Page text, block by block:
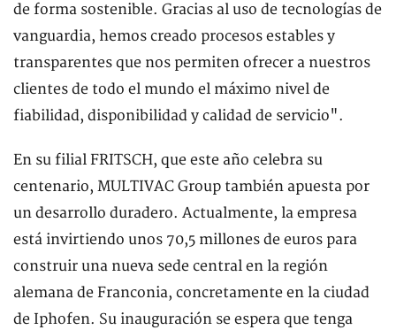
de forma sostenible. Gracias al uso de tecnologías de
vanguardia, hemos creado procesos estables y
transparentes que nos permiten ofrecer a nuestros
clientes de todo el mundo el máximo nivel de
fiabilidad, disponibilidad y calidad de servicio".
En su filial FRITSCH, que este año celebra su
centenario, MULTIVAC Group también apuesta por
un desarrollo duradero. Actualmente, la empresa
está invirtiendo unos 70,5 millones de euros para
construir una nueva sede central en la región
alemana de Franconia, concretamente en la ciudad
de Iphofen. Su inauguración se espera que tenga